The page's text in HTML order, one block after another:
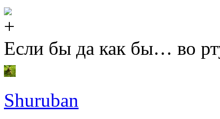
Если бы да как бы… во
Shuruban